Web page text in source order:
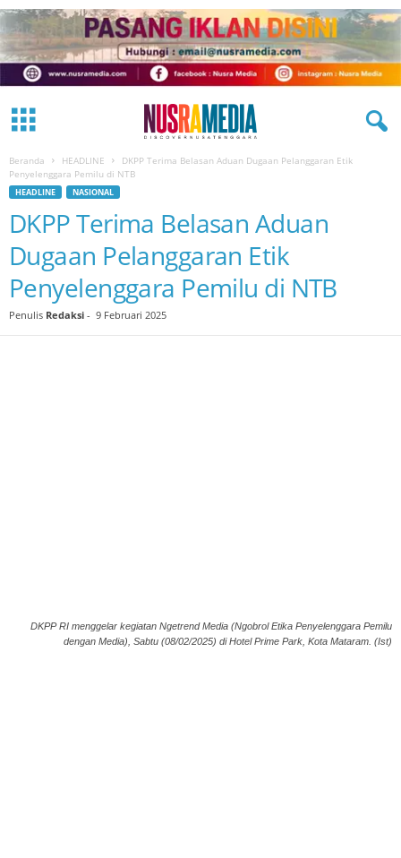
Beranda HEADLINE
DKPP Terima Belasan Aduan Dugaan Pelanggaran Etik
Penyelenggara Pemilu di NTB
HEADLINE NASIONAL
DKPP Terima Belasan Aduan
Dugaan Pelanggaran Etik
Penyelenggara Pemilu di NTB
Penulis Redaksi - 9 Februari 2025
DKPP RI menggelar kegiatan Ngetrend Media (Ngobrol Etika Penyelenggara Pemilu
dengan Media), Sabtu (08/02/2025) di Hotel Prime Park, Kota Mataram. (Ist)